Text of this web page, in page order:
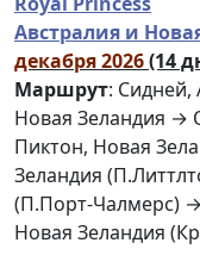
Австралия и
декабря 2026(14
Маршрут: Сидней,
Новая Зеландия →
Пиктон, Новая
Зеландия
(П.Порт-Чалмерс)
Новая Зеландия